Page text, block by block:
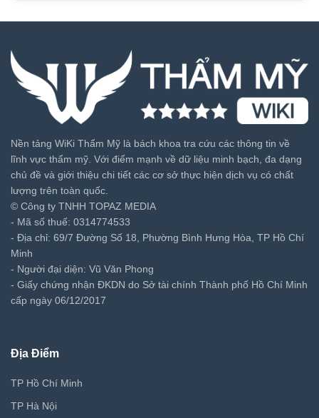
Nền tảng WiKi Thẩm Mỹ là bách khoa tra cứu các thông tin về
lĩnh vực thẩm mỹ. Với điểm mạnh về dữ liệu minh bạch, đa dạng
chủ đề và giới thiệu chi tiết các cơ sở thực hiện dịch vụ có chất
lượng trên toàn quốc.
© Công ty TNHH TOPAZ MEDIA
- Mã số thuế: 0314774533
- Địa chỉ: 69/7 Đường Số 18, Phường Bình Hưng Hòa, TP Hồ Chí
Minh
- Người đại diện: Vũ Văn Phong
- Giấy chứng nhận ĐKDN do Sở tài chính Thành phố Hồ Chí Minh
cấp ngày 06/12/2017
Địa Điểm
TP Hồ Chí Minh
TP Hà Nội